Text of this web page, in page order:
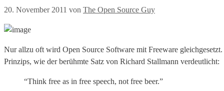
20. November 2011 von The Open Source Guy
Nur allzu oft wird Open Source Software mit Freeware
Prinzips, wie der berühmte Satz von Richard Stallmann verdeutlicht:
“Think free as in free speech, not free beer.”